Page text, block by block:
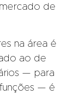
de
na área é
ao de
— para
— é